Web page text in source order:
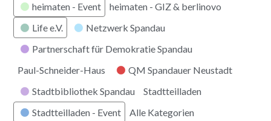
heimaten - Event
heimaten - GIZ & berlinovo
Life e.V.
Netzwerk Spandau
Partnerschaft für Demokratie Spandau
Paul-Schneider-Haus
QM Spandauer Neustadt
Stadtbibliothek Spandau
Stadtteilladen
Stadtteilladen - Event
Alle Kategorien